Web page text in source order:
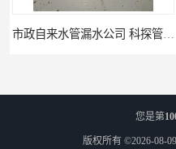
您是第
版权所有 ©2026-08-09